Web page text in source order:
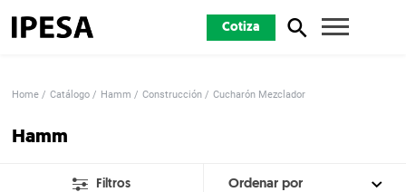
Cotiza
Home Catálogo Hamm Construcción Cucharón Mezclador
Hamm
Filtros